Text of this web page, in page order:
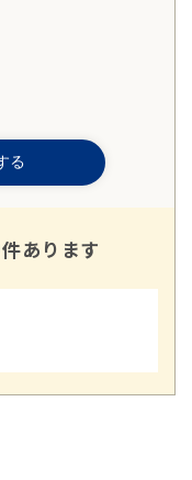
る
件あります